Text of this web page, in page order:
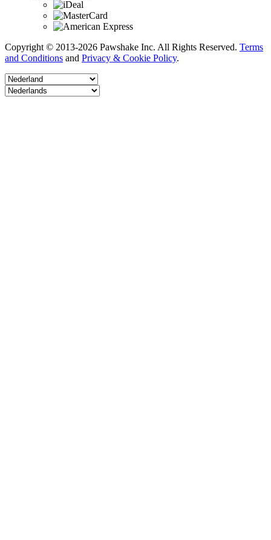
Copyright © 2013-2026 Pawshake Inc. All Rights Reserved. Terms
and Conditions and Privacy & Cookie Policy.